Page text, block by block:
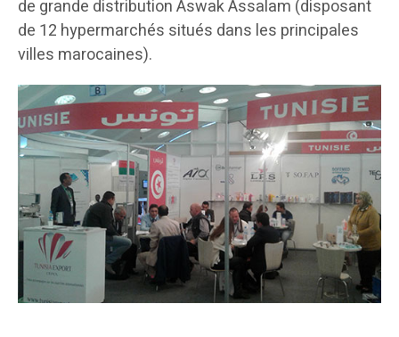
de grande distribution Aswak Assalam (disposant
de 12 hypermarchés situés dans les principales
villes marocaines).